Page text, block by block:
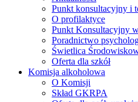
Punkt konsultacyjny i
O profilaktyce
Punkt Konsultacyjny
Poradnictwo
Świetlica
Oferta dla szkół
Komisja alkoholowa
O Komisji
Skład GKRPA